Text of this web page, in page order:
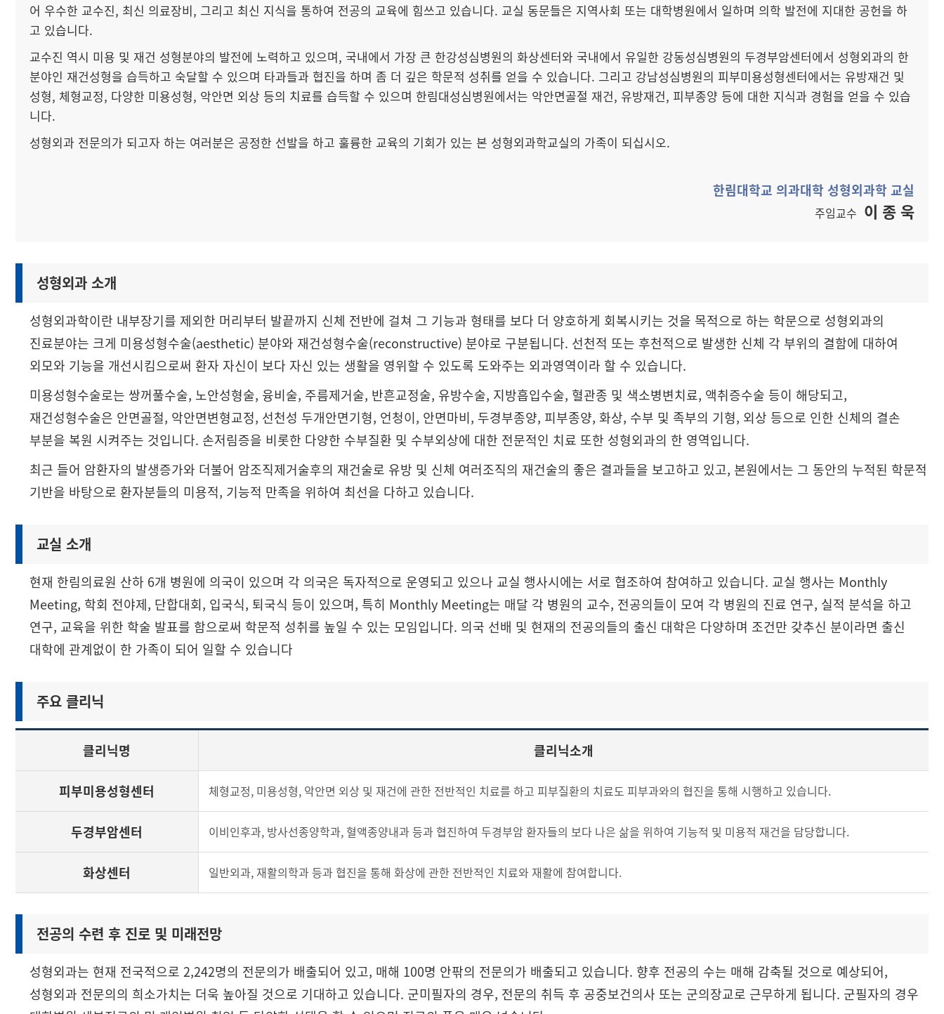
어 우수한 교수진, 최신 의료장비, 그리고 최신 지식을 통하여 전공의 교육에 힘쓰고 있습니다. 교실 동문들은 지역사회 또는 대학병원에서 일하며 의학 발전에 지대한 공헌을 하
고 있습니다.
교수진 역시 미용 및 재건 성형분야의 발전에 노력하고 있으며, 국내에서 가장 큰 한강성심병원의 화상센터와 국내에서 유일한 강동성심병원의 두경부암센터에서 성형외과의 한
분야인 재건성형을 습득하고 숙달할 수 있으며 타과들과 협진을 하며 좀 더 깊은 학문적 성취를 얻을 수 있습니다. 그리고 강남성심병원의 피부미용성형센터에서는 유방재건 및
성형, 체형교정, 다양한 미용성형, 악안면 외상 등의 치료를 습득할 수 있으며 한림대성심병원에서는 악안면골절 재건, 유방재건, 피부종양 등에 대한 지식과 경험을 얻을 수 있습
니다.
성형외과 전문의가 되고자 하는 여러분은 공정한 선발을 하고 훌륭한 교육의 기회가 있는 본 성형외과학교실의 가족이 되십시오.
한림대학교 의과대학 성형외과학 교실
주임교수 이 종 욱
성형외과 소개
성형외과학이란 내부장기를 제외한 머리부터 발끝까지 신체 전반에 걸쳐 그 기능과 형태를 보다 더 양호하게 회복시키는 것을 목적으로 하는 학문으로 성형외과의
진료분야는 크게 미용성형수술(aesthetic) 분야와 재건성형수술(reconstructive) 분야로 구분됩니다. 선천적 또는 후천적으로 발생한 신체 각 부위의 결함에 대하여
외모와 기능을 개선시킴으로써 환자 자신이 보다 자신 있는 생활을 영위할 수 있도록 도와주는 외과영역이라 할 수 있습니다.
미용성형수술로는 쌍꺼풀수술, 노안성형술, 융비술, 주름제거술, 반흔교정술, 유방수술, 지방흡입수술, 혈관종 및 색소병변치료, 액취증수술 등이 해당되고,
재건성형수술은 안면골절, 악안면변형교정, 선천성 두개안면기형, 언청이, 안면마비, 두경부종양, 피부종양, 화상, 수부 및 족부의 기형, 외상 등으로 인한 신체의 결손
부분을 복원 시켜주는 것입니다. 손저림증을 비롯한 다양한 수부질환 및 수부외상에 대한 전문적인 치료 또한 성형외과의 한 영역입니다.
최근 들어 암환자의 발생증가와 더불어 암조직제거술후의 재건술로 유방 및 신체 여러조직의 재건술의 좋은 결과들을 보고하고 있고, 본원에서는 그 동안의 누적된 학문적
기반을 바탕으로 환자분들의 미용적, 기능적 만족을 위하여 최선을 다하고 있습니다.
교실 소개
현재 한림의료원 산하 6개 병원에 의국이 있으며 각 의국은 독자적으로 운영되고 있으나 교실 행사시에는 서로 협조하여 참여하고 있습니다. 교실 행사는 Monthly
Meeting, 학회 전야제, 단합대회, 입국식, 퇴국식 등이 있으며, 특히 Monthly Meeting는 매달 각 병원의 교수, 전공의들이 모여 각 병원의 진료 연구, 실적 분석을 하고
연구, 교육을 위한 학술 발표를 함으로써 학문적 성취를 높일 수 있는 모임입니다. 의국 선배 및 현재의 전공의들의 출신 대학은 다양하며 조건만 갖추신 분이라면 출신
대학에 관계없이 한 가족이 되어 일할 수 있습니다
주요 클리닉
클리닉명 클리닉소개
피부미용성형센터 체형교정, 미용성형, 악안면 외상 및 재건에 관한 전반적인 치료를 하고 피부질환의 치료도 피부과와의 협진을 통해 시행하고 있습니다.
두경부암센터 이비인후과, 방사선종양학과, 혈액종양내과 등과 협진하여 두경부암 환자들의 보다 나은 삶을 위하여 기능적 및 미용적 재건을 담당합니다.
화상센터 일반외과, 재활의학과 등과 협진을 통해 화상에 관한 전반적인 치료와 재활에 참여합니다.
전공의 수련 후 진로 및 미래전망
성형외과는 현재 전국적으로 2,242명의 전문의가 배출되어 있고, 매해 100명 안팎의 전문의가 배출되고 있습니다. 향후 전공의 수는 매해 감축될 것으로 예상되어,
성형외과 전문의의 희소가치는 더욱 높아질 것으로 기대하고 있습니다. 군미필자의 경우, 전문의 취득 후 공중보건의사 또는 군의장교로 근무하게 됩니다. 군필자의 경우